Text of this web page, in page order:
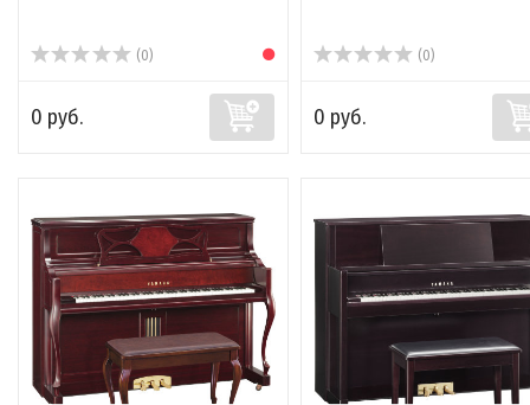
(0)
0 руб.
(0)
0 руб.